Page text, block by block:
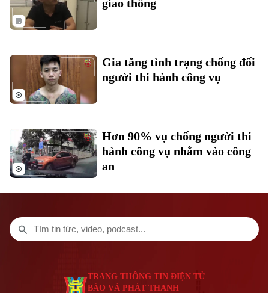
Theo dõi Hà Nội On
Điện ảnh
Thời trang
Âm nhạc
0865.116.699 (hotline)
Tòa soạn
0865.116.699
giao thông
Gia tăng tình trạng chống đối
người thi hành công vụ
Hơn 90% vụ chống người thi
hành công vụ nhằm vào công
an
TRANG THÔNG TIN ĐIỆN TỬ
BÁO VÀ PHÁT THANH